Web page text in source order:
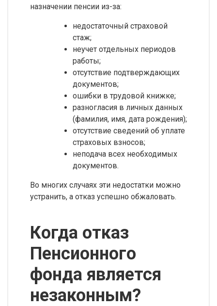
назначении пенсии из-за:
недостаточный страховой
стаж;
неучет отдельных периодов
работы;
отсутствие подтверждающих
документов;
ошибки в трудовой книжке;
разногласия в личных данных
(фамилия, имя, дата рождения);
отсутствие сведений об уплате
страховых взносов;
неподача всех необходимых
документов.
Во многих случаях эти недостатки можно
устранить, а отказ успешно обжаловать.
Когда отказ
Пенсионного
фонда является
незаконным?